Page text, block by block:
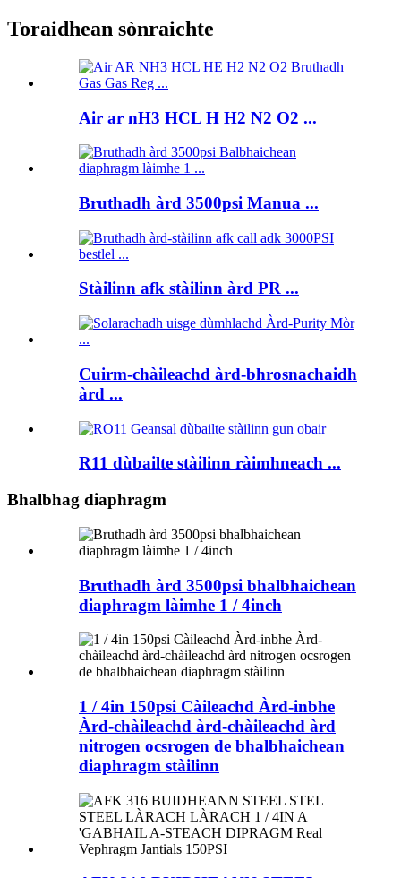
Toraidhean sònraichte
Air ar nH3 HCL H H2 N2 O2 ...
Bruthadh àrd 3500psi Manua ...
Stàilinn afk stàilinn àrd PR ...
Cuirm-chàileachd àrd-bhrosnachaidh
àrd ...
R11 dùbailte stàilinn ràimhneach ...
Bhalbhag diaphragm
Bruthadh àrd 3500psi bhalbhaichean
diaphragm làimhe 1 / 4inch
1 / 4in 150psi Càileachd Àrd-inbhe
Àrd-chàileachd àrd-chàileachd àrd
nitrogen ocsrogen de bhalbhaichean
diaphragm stàilinn